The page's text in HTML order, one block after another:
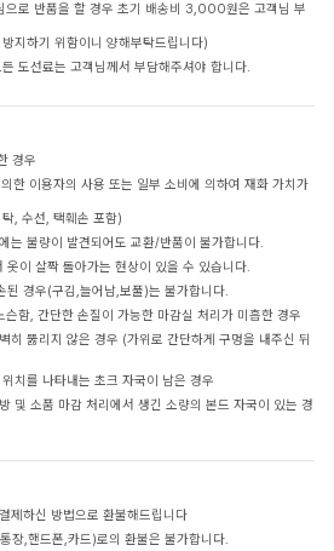
으로 반품을 할 경우 초기 배송비 3,000원은 고객님 부
지하기 위함이니 양해부탁드립니다)
도선료는 고객님께서 부담해주셔야 합니다.
경우
한 이용자의 사용 또는 일부 소비에 의하여 재화 가치가
, 수선, 택훼손 포함)
는 불량이 발견되어도 교환/반품이 불가합니다.
옷이 살짝 돌아가는 현상이 있을 수 있습니다.
된 경우(구김,늘어남,보풀)는 불가합니다.
함, 간단한 손질이 가능한 마감실 처리가 미흡한 경우
히 뚫리지 않은 경우 (가위로 간단하게 구멍을 내주신 뒤
치를 나타내는 초크 자국이 남은 경우
및 소품 마감 처리에서 생긴 소량의 본드 자국이 있는 경
제하신 방법으로 환불해드립니다
장,핸드폰,카드)로의 환불은 불가합니다.